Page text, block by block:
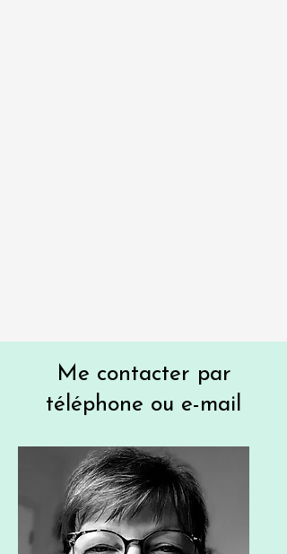
Me contacter par
téléphone ou e-mail